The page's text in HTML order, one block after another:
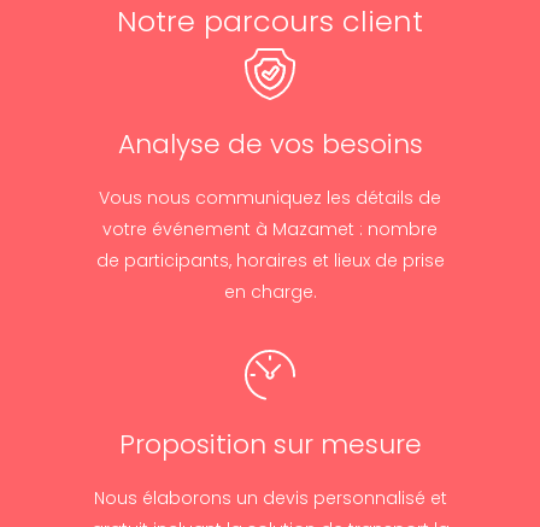
Notre parcours client
Analyse de vos besoins
Vous nous communiquez les détails de
votre événement à Mazamet : nombre
de participants, horaires et lieux de prise
en charge.
Proposition sur mesure
Nous élaborons un devis personnalisé et